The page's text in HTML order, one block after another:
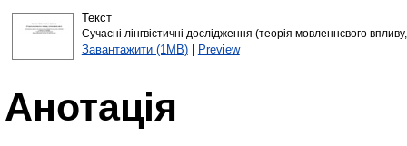
Текст
Сучасні лінгвістичні дослідження (теорія мовленнєвого
Завантажити (1MB)| Preview
Анотація